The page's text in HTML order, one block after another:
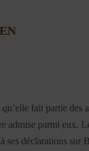
fait partie des
admise parmi eux.
ses déclarations sur